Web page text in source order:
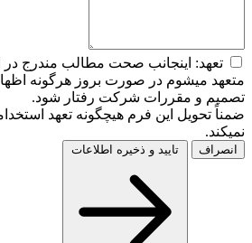
تعهد: اینجانب صحت مطالب مندرج در
متعهد میشوم در صورت بروز هرگونه
تصمیم و مقررات شرکت رفتار شود.
ضمناً تحویل این فرم هیچگونه تعهد
نمیکند.
انصراف تایید و ذخیره اطلاعات